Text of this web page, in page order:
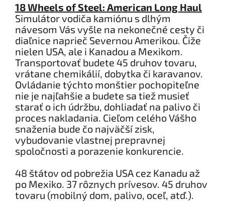
18 Wheels of Steel: American Long Haul
Simulátor vodiča kamiónu s dlhým
návesom Vás vyšle na nekonečné cesty či
diaľnice naprieč Severnou Amerikou. Čiže
nielen USA, ale i Kanadou a Mexikom.
Transportovať budete 45 druhov tovaru,
vrátane chemikálií, dobytka či karavanov.
Ovládanie týchto monštier pochopiteľne
nie je najľahšie a budete sa tiež musieť
starať o ich údržbu, dohliadať na palivo či
proces nakladania. Cieľom celého Vášho
snaženia bude čo najväčší zisk,
vybudovanie vlastnej prepravnej
spoločnosti a porazenie konkurencie.
48 štátov od pobrežia USA cez Kanadu až
po Mexiko. 37 rôznych prívesov. 45 druhov
tovaru (mobilný dom, palivo, oceľ, atď.).